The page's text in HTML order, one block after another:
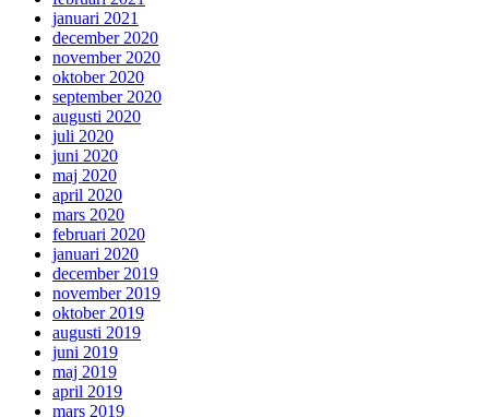
januari 2021
december 2020
november 2020
oktober 2020
september 2020
augusti 2020
juli 2020
juni 2020
maj 2020
april 2020
mars 2020
februari 2020
januari 2020
december 2019
november 2019
oktober 2019
augusti 2019
juni 2019
maj 2019
april 2019
mars 2019